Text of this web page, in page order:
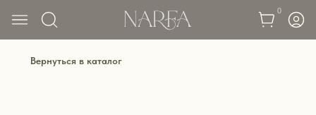
Вернуться в каталог